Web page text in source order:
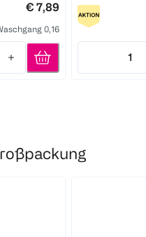
€ 7,89
0,16
1
Quantity: 1